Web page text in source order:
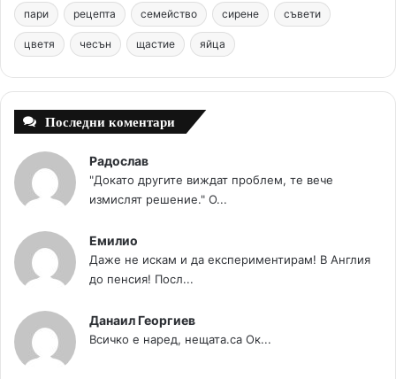
o
k
e
s
t
e
r
m
пари рецепта семейство сирене съвети
цветя чесън щастие яйца
Последни коментари
Радослав
"Докато другите виждат проблем, те вече
измислят решение." О...
Емилио
Даже не искам и да експериментирам! В Англия
до пенсия! Посл...
Данаил Георгиев
Всичко е наред, нещата.са Ок...